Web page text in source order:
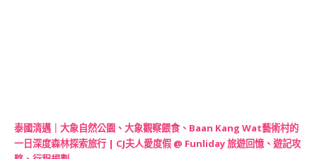
泰國清邁｜大象自然公園、大象觀察餵食、Baan Kang Wat藝術村的
一日深度森林探索旅行 | CJ夫人愛度假 @ Funliday 旅遊回憶、遊記攻